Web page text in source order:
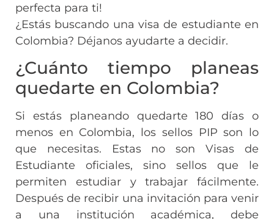
perfecta para ti!
¿Estás buscando una visa de estudiante en
Colombia? Déjanos ayudarte a decidir.
¿Cuánto tiempo planeas
quedarte en Colombia?
Si estás planeando quedarte 180 días o
menos en Colombia, los sellos PIP son lo
que necesitas. Estas no son Visas de
Estudiante oficiales, sino sellos que le
permiten estudiar y trabajar fácilmente.
Después de recibir una invitación para venir
a una institución académica, debe